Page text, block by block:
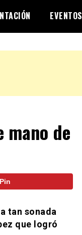
EVENTOS
de
Pin
tan sonada
que logró